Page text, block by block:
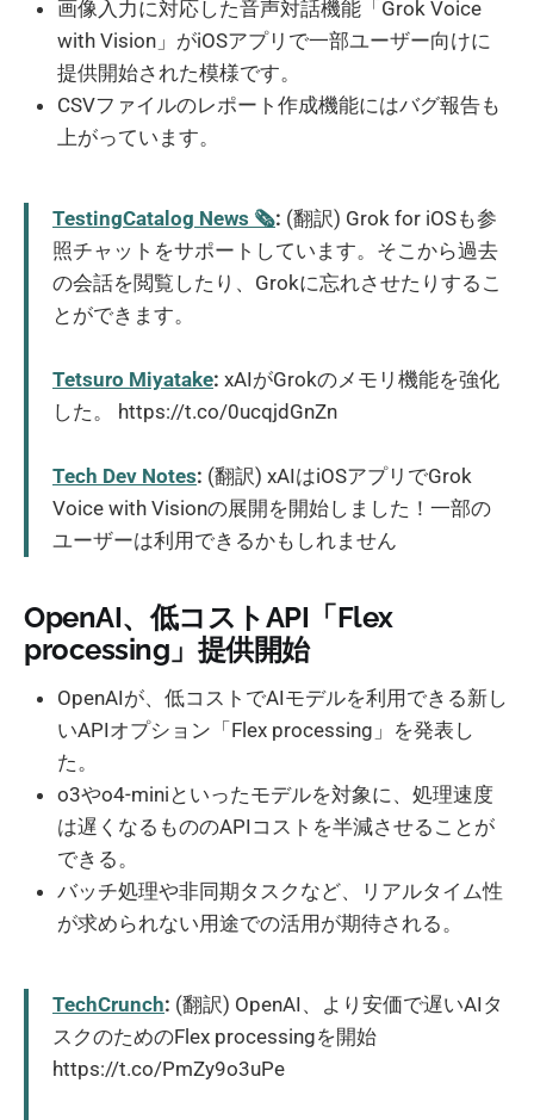
画像入力に対応した音声対話機能「Grok Voice
with Vision」がiOSアプリで一部ユーザー向けに
提供開始された模様です。
CSVファイルのレポート作成機能にはバグ報告も
上がっています。
TestingCatalog News 🗞: (翻訳) Grok for iOSも参
照チャットをサポートしています。そこから過去
の会話を閲覧したり、Grokに忘れさせたりするこ
とができます。
Tetsuro Miyatake: xAIがGrokのメモリ機能を強化
した。 https://t.co/0ucqjdGnZn
Tech Dev Notes: (翻訳) xAIはiOSアプリでGrok
Voice with Visionの展開を開始しました！一部の
ユーザーは利用できるかもしれません
OpenAI、低コストAPI「Flex
processing」提供開始
OpenAIが、低コストでAIモデルを利用できる新し
いAPIオプション「Flex processing」を発表し
た。
o3やo4-miniといったモデルを対象に、処理速度
は遅くなるもののAPIコストを半減させることが
できる。
バッチ処理や非同期タスクなど、リアルタイム性
が求められない用途での活用が期待される。
TechCrunch: (翻訳) OpenAI、より安価で遅いAIタ
スクのためのFlex processingを開始
https://t.co/PmZy9o3uPe